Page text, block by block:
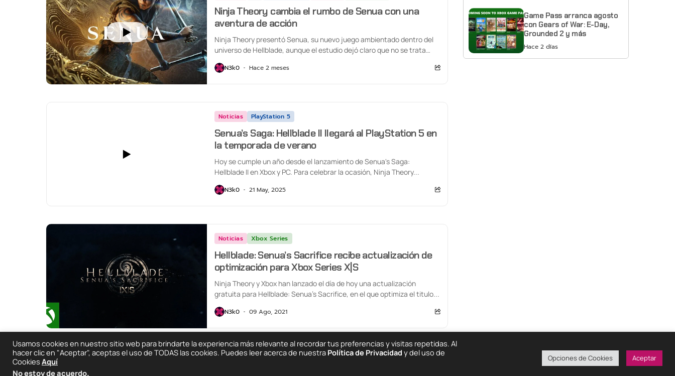
Ninja Theory cambia el rumbo de Senua con una
aventura de acción
Ninja Theory presentó Senua, su nuevo juego ambientado dentro del
universo de Hellblade, aunque el estudio dejó claro que no se trata
de...
N3k0 Hace 2 meses
Noticias PlayStation 5
Senua’s Saga: Hellblade II llegará al PlayStation 5 en
la temporada de verano
Hoy se cumple un año desde el lanzamiento de Senua's Saga:
Hellblade II en Xbox y PC. Para celebrar la ocasión, Ninja Theory...
N3k0 21 May, 2025
Noticias Xbox Series
Hellblade: Senua’s Sacrifice recibe actualización de
optimización para Xbox Series X|S
Ninja Theory y Xbox han lanzado el día de hoy una actualización
gratuita para Hellblade: Senua’s Sacrifice, en el que optimiza el titulo...
N3k0 09 Ago, 2021
Game Pass arranca agosto
con Gears of War: E-Day,
Grounded 2 y más
Hace 2 días
2025 © Degeneraciónx.com | Anime, Games & Nothing Else Políticas De Privacidad¡Colabora!
Usamos cookies en nuestro sitio web para brindarte la experiencia más relevante al recordar tus preferencias y visitas repetidas. Al
hacer clic en "Aceptar", aceptas el uso de TODAS las cookies. Puedes leer acerca de nuestra Política de Privacidad y del uso de
Cookies Aquí
No estoy de acuerdo.
Opciones de Cookies Aceptar